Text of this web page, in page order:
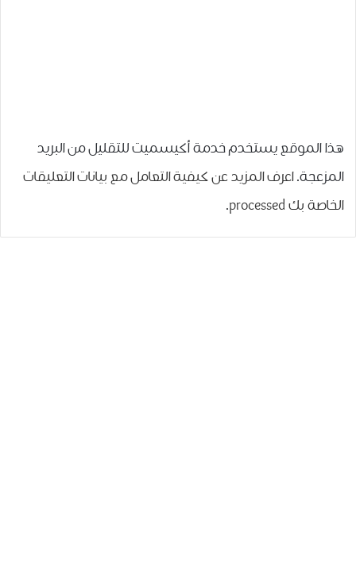
هذا الموقع يستخدم خدمة أكيسميت للتقليل من البريد
المزعجة.اعرف المزيد عن كيفية التعامل مع بيانات التعليقات
الخاصة بك processed
.